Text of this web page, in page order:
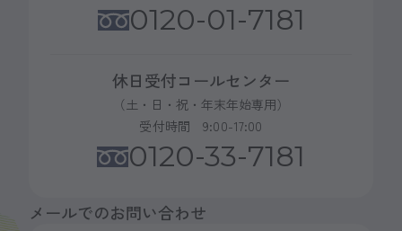
0120-01-7181
休日受付コールセンター
（土・日・祝・年末年始専用）
受付時間 9:00-17:00
0120-33-7181
メールでのお問い合わせ